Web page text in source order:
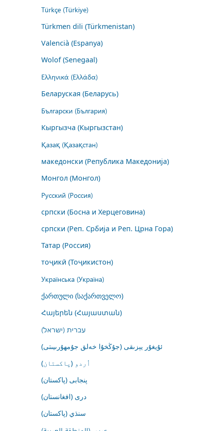
Türkçe (Türkiye)
Türkmen dili (Türkmenistan)
Valencià (Espanya)
Wolof (Senegaal)
Ελληνικά (Ελλάδα)
Беларуская (Беларусь)
Български (България)
Кыргызча (Кыргызстан)
Қазақ (Қазақстан)
македонски (Република Македонија)
Монгол (Монгол)
Русский (Россия)
српски (Босна и Херцеговина)
српски (Реп. Србија и Реп. Црна Гора)
Татар (Россия)
тоҷикӣ (Тоҷикистон)
Українська (Україна)
ქართული (საქართველო)
Հայերեն (Հայաստան)
עברית (ישראל)
ئۇيغۇر يېزىقى (جۇڭخۇا خەلق جۇمھۇرىيىتى)
اُردو (پاکستان)
پنجابی (پاکستان)
درى (افغانستان)
سنڌي (پاکستان)